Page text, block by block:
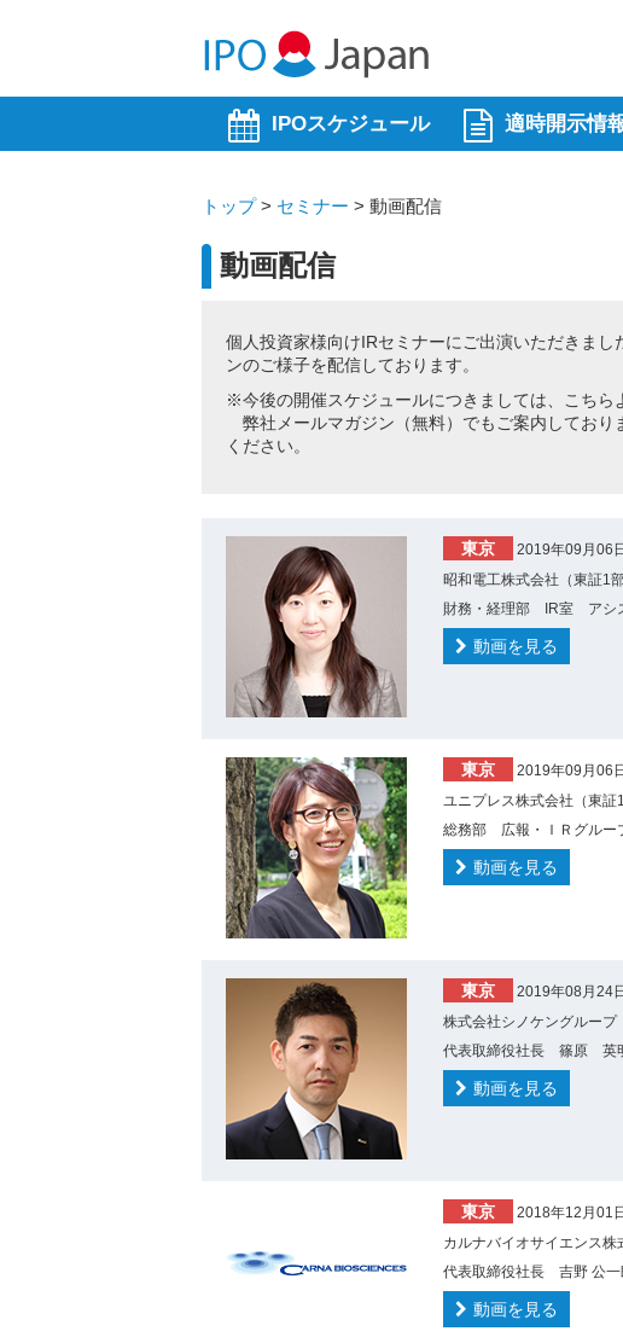
IPOスケジュール 適時開示情
トップ> セミナー > 動画配信
動画配信
個人投資家様向けIRセミナーにご出演いただきまし
ンのご様子を配信しております。
※今後の開催スケジュールにつきましては、こちら
弊社メールマガジン（無料）でもご案内しており
ください。
東京
2019年09月06
昭和電工株式会社（東証1
財務・経理部 IR室 アシ
動画を見る
東京
2019年09月06
ユニプレス株式会社（東証
総務部 広報・ＩＲグル
動画を見る
東京
2019年08月24
株式会社シノケングループ
代表取締役社長 篠原 英
動画を見る
東京
2018年12月01
カルナバイオサイエンス株
代表取締役社長 吉野 公一
動画を見る